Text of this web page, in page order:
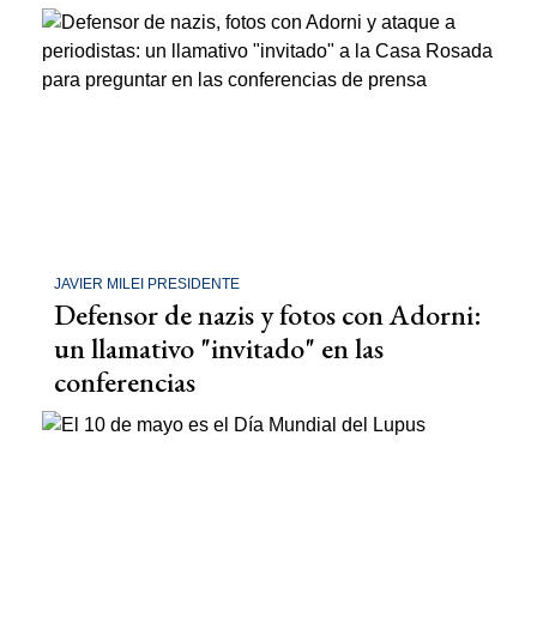
JAVIER MILEI PRESIDENTE
Defensor de nazis y fotos con Adorni:
un llamativo "invitado" en las
conferencias